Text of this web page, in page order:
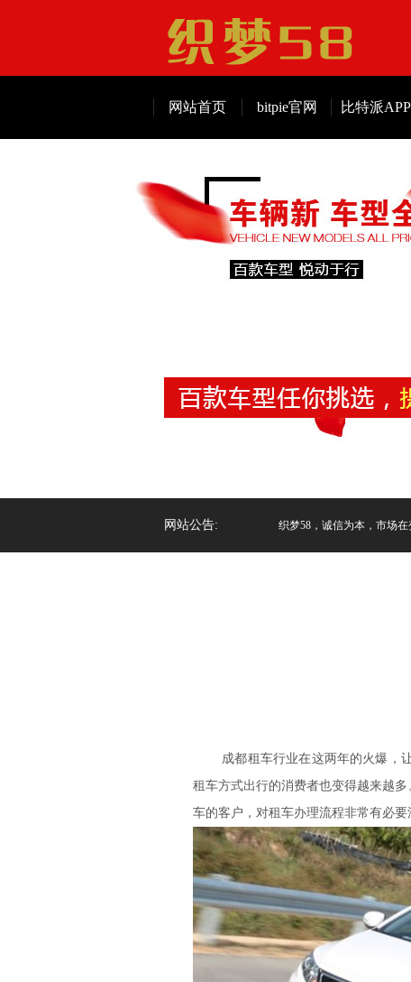
网站首页 bitpie官网 比特派APP
网站公告: 织梦58，诚信为本，市场在变
成都租车行业在这两年的火爆，
租车方式出行的消费者也变得越来越
车的客户，对租车办理流程非常有必